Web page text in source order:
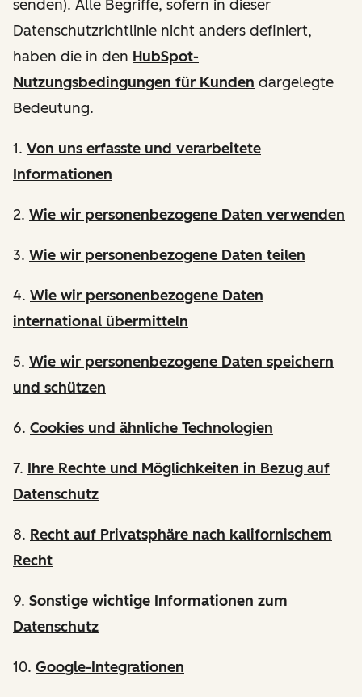
senden). Alle Begriffe, sofern in dieser
Datenschutzrichtlinie nicht anders definiert,
haben die in den HubSpot-
Nutzungsbedingungen für Kunden dargelegte
Bedeutung.
1. Von uns erfasste und verarbeitete
Informationen
2. Wie wir personenbezogene Daten verwenden
3. Wie wir personenbezogene Daten teilen
4. Wie wir personenbezogene Daten
international übermitteln
5. Wie wir personenbezogene Daten speichern
und schützen
6. Cookies und ähnliche Technologien
7. Ihre Rechte und Möglichkeiten in Bezug auf
Datenschutz
8. Recht auf Privatsphäre nach kalifornischem
Recht
9. Sonstige wichtige Informationen zum
Datenschutz
10. Google-Integrationen